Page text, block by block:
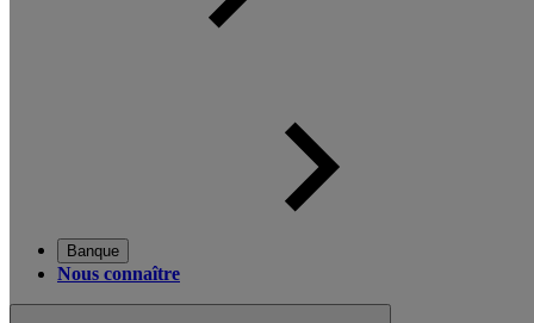
Banque
Nous connaître